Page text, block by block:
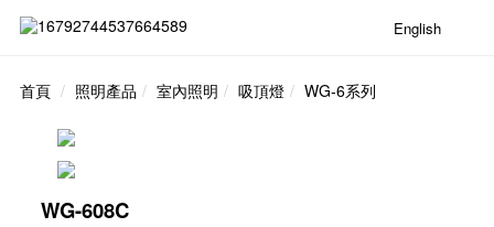
English
首頁 照明產品 室內照明 吸頂燈 WG-6系列
WG-608C